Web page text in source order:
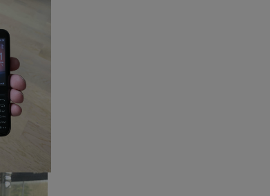
používáme my nebo naši partneři, abychom vám
tak na stránkách třetích stran.